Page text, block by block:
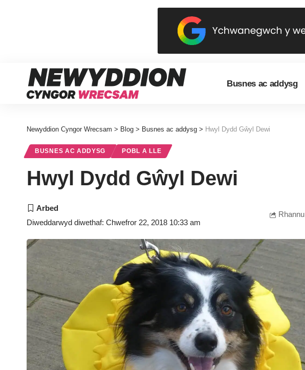
Busnes ac addysg
Newyddion Cyngor Wrecsam > Blog > Busnes ac addysg > Hwyl Dydd Gŵyl Dewi
BUSNES AC ADDYSG POBL A LLE
Hwyl Dydd Gŵyl Dewi
Diweddarwyd diwethaf: Chwefror 22, 2018 10:33 am
Rhannu